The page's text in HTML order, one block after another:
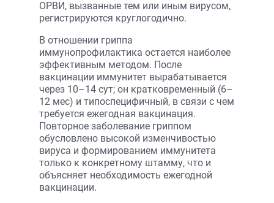
ОРВИ, вызванные тем или иным вирусом,
регистрируются круглогодично.
В отношении гриппа
иммунопрофилактика остается наиболее
эффективным методом. После
вакцинации иммунитет вырабатывается
через 10–14 сут; он кратковременный (6–
12 мес) и типоспецифичный, в связи с чем
требуется ежегодная вакцинация.
Повторное заболевание гриппом
обусловлено высокой изменчивостью
вируса и формированием иммунитета
только к конкретному штамму, что и
объясняет необходимость ежегодной
вакцинации.